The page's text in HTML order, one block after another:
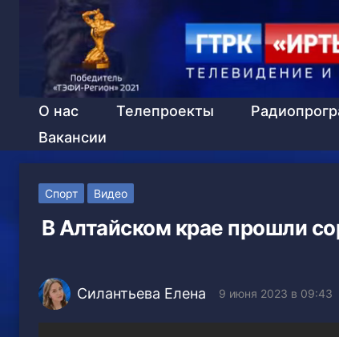
О нас Телепроекты
Вакансии
Спорт Видео
В Алтайском крае прошли
Силантьева Елена 9 июня 2023 в 09:43